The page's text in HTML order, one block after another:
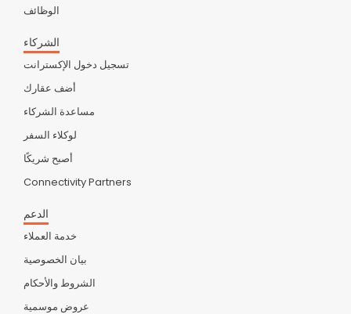
الوظائف
الشركاء
تسجيل دخول الإكسترانت
أضف عقارك
مساعدة الشركاء
لوكلاء السفر
أصبح شريكًا
Connectivity Partners
الدعم
خدمة العملاء
بيان الخصوصية
الشروط والأحكام
عروض موسمية